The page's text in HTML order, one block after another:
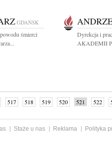
GDAŃSK
śmierci
Dyrekcja i
AKADEMII
517 518 519 520 521 522
Staże u nas Reklama
Polityka